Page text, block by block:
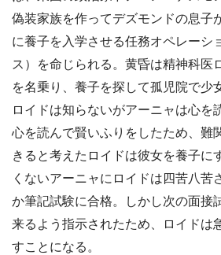
偽装家族を作ってデズモンドの息子
に養子を入学させる任務オペレーシ
ス）を命じられる。黄昏は精神科医
を名乗り、養子を探して孤児院で少
ロイドは知らないがアーニャは心を
心を読んで賢いふりをしたため、難
きると考えたロイドは彼女を養子に
くないアーニャにロイドは四苦八苦
か筆記試験に合格。しかし次の面接
来るよう指示されたため、ロイドは
すことになる。